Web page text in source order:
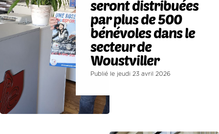
seront distribuées
par plus de 500
bénévoles dans le
secteur de
Woustviller
Publié le jeudi 23 avril 2026